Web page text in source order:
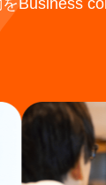
Business